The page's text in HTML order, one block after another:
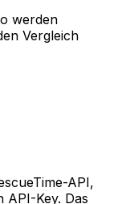
werden
Vergleich
API,
API-Key. Das